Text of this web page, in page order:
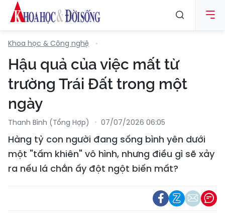
Khoa học & Công nghệ
Hậu quả của việc mất từ
trường Trái Đất trong một
ngày
Thanh Bình (tổng Hợp) 07/07/2026 06:05
Hàng tỷ con người đang sống bình yên dưới
một "tấm khiên" vô hình, nhưng điều gì sẽ xảy
ra nếu lá chắn ấy đột ngột biến mất?